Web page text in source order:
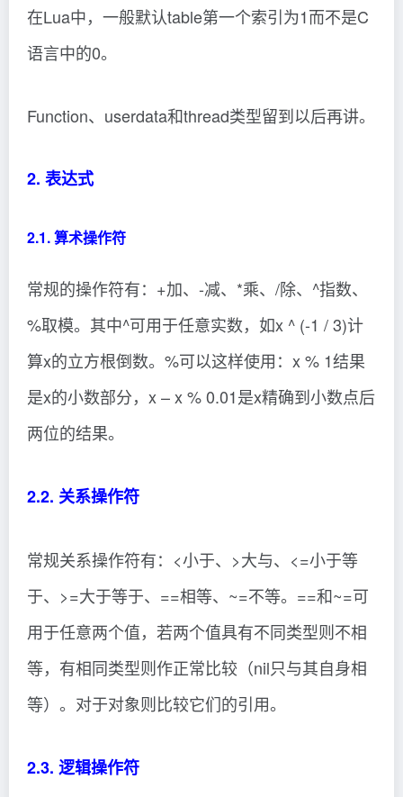
在Lua中，一般默认table第一个索引为1而不是C
语言中的0。
Function、userdata和thread类型留到以后再讲。
2. 表达式
2.1. 算术操作符
常规的操作符有：+加、-减、*乘、/除、^指数、
%取模。其中^可用于任意实数，如x ^ (-1 / 3)计
算x的立方根倒数。%可以这样使用：x % 1结果
是x的小数部分，x – x % 0.01是x精确到小数点后
两位的结果。
2.2. 关系操作符
常规关系操作符有：<小于、>大与、<=小于等
于、>=大于等于、==相等、~=不等。==和~=可
用于任意两个值，若两个值具有不同类型则不相
等，有相同类型则作正常比较（nil只与其自身相
等）。对于对象则比较它们的引用。
2.3. 逻辑操作符